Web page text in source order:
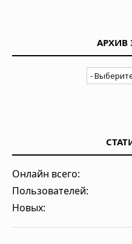
АРХИВ
Онлайн всего:
Пользователей:
Новых: